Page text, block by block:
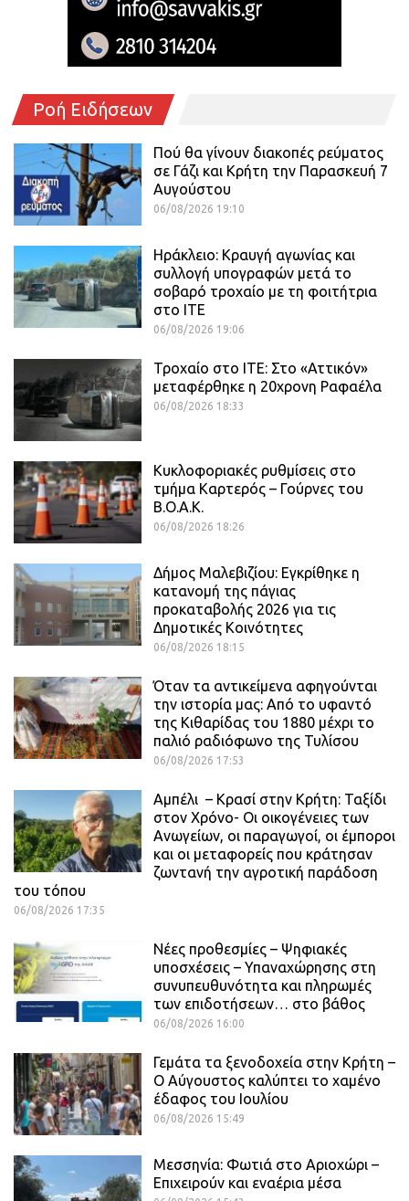
Ροή Ειδήσεων
Πού θα γίνουν διακοπές ρεύματος
σε Γάζι και Κρήτη την Παρασκευή 7
Αυγούστου
06/08/2026 19:10
Ηράκλειο: Κραυγή αγωνίας και
συλλογή υπογραφών μετά το
σοβαρό τροχαίο με τη φοιτήτρια
στο ΙΤΕ
06/08/2026 19:06
Τροχαίο στο ΙΤΕ: Στο «Αττικόν»
μεταφέρθηκε η 20χρονη Ραφαέλα
06/08/2026 18:33
Κυκλοφοριακές ρυθμίσεις στο
τμήμα Καρτερός – Γούρνες του
Β.Ο.Α.Κ.
06/08/2026 18:26
Δήμος Μαλεβιζίου: Εγκρίθηκε η
κατανομή της πάγιας
προκαταβολής 2026 για τις
Δημοτικές Κοινότητες
06/08/2026 18:15
Όταν τα αντικείμενα αφηγούνται
την ιστορία μας: Από το υφαντό
της Κιθαρίδας του 1880 μέχρι το
παλιό ραδιόφωνο της Τυλίσου
06/08/2026 17:53
Αμπέλι – Κρασί στην Κρήτη: Ταξίδι
στον Χρόνο- Οι οικογένειες των
Ανωγείων, οι παραγωγοί, οι έμποροι
και οι μεταφορείς που κράτησαν
ζωντανή την αγροτική παράδοση
του τόπου
06/08/2026 17:35
Νέες προθεσμίες – Ψηφιακές
υποσχέσεις – Υπαναχώρησης στη
συνυπευθυνότητα και πληρωμές
των επιδοτήσεων… στο βάθος
06/08/2026 16:00
Γεμάτα τα ξενοδοχεία στην Κρήτη –
Ο Αύγουστος καλύπτει το χαμένο
έδαφος του Ιουλίου
06/08/2026 15:49
Μεσσηνία: Φωτιά στο Αριοχώρι –
Επιχειρούν και εναέρια μέσα